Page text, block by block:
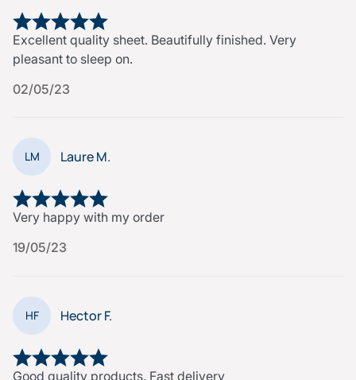
Excellent quality sheet. Beautifully finished. Very
pleasant to sleep on.
02/05/23
LM Laure M.
Very happy with my order
19/05/23
HF Hector F.
Good quality products. Fast delivery